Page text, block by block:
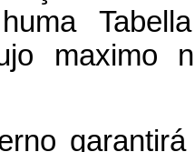
maximo